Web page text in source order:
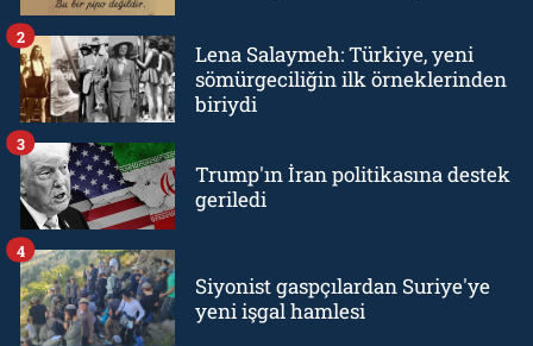
Lena Salaymeh: Türkiye, yeni
sömürgeciliğin ilk örneklerinden
biriydi
2
Trump'ın İran politikasına destek
geriledi
3
Siyonist gaspçılardan Suriye'ye
yeni işgal hamlesi
4